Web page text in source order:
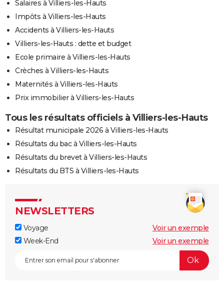
Salaires à Villiers-les-Hauts
Impôts à Villiers-les-Hauts
Accidents à Villiers-les-Hauts
Villiers-les-Hauts : dette et budget
Ecole primaire à Villiers-les-Hauts
Crèches à Villiers-les-Hauts
Maternités à Villiers-les-Hauts
Prix immobilier à Villiers-les-Hauts
Tous les résultats officiels à Villiers-les-Hauts
Résultat municipale 2026 à Villiers-les-Hauts
Résultats du bac à Villiers-les-Hauts
Résultats du brevet à Villiers-les-Hauts
Résultats du BTS à Villiers-les-Hauts
NEWSLETTERS
Voyage
Voir un exemple
Week-End
Voir un exemple